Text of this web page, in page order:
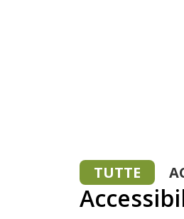
TUTTE